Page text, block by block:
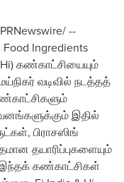
--
Ingredients
Hi) கண்காட்சியையும்
வடிவில் நடத்தத்
இதில்
பிராசஸிங்
தயாரிப்புகளையும்
இந்தக் கண்காட்சிகள்